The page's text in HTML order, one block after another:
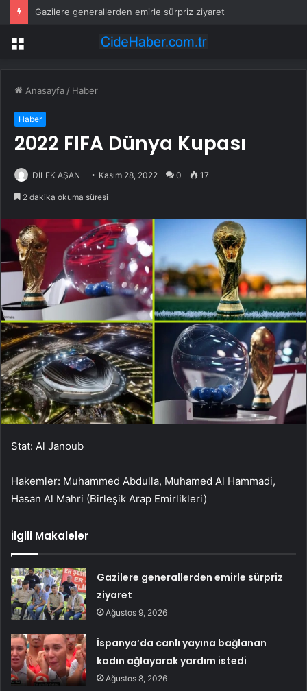
Gazilere generallerden emirle sürpriz ziyaret
Menü
Anasayfa / Haber
Haber
2022 FIFA Dünya Kupası
DİLEK AŞAN Kasım 28, 2022 0 17
2 dakika okuma süresi
Stat: Al Janoub
Hakemler: Muhammed Abdulla, Muhamed Al Hammadi,
Hasan Al Mahri (Birleşik Arap Emirlikleri)
İlgili Makaleler
Gazilere generallerden emirle sürpriz
ziyaret
Ağustos 9, 2026
İspanya’da canlı yayına bağlanan
kadın ağlayarak yardım istedi
Ağustos 8, 2026